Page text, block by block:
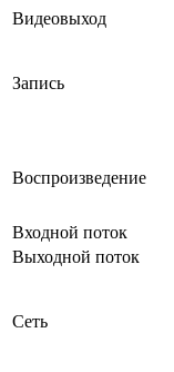
Видеовыход
Запись
Воспроизведение
Входной поток
Выходной поток
Сеть